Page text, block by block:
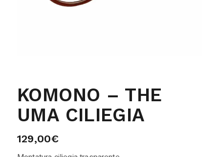
KOMONO – THE
UMA CILIEGIA
129,00€